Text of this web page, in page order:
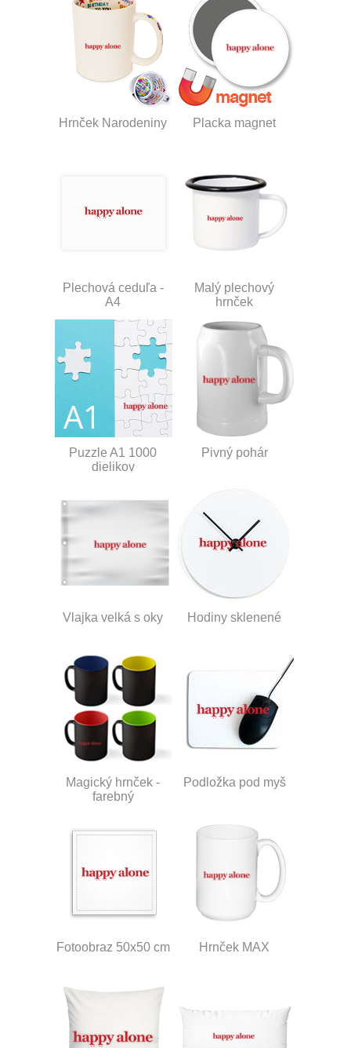
Hrnček Narodeniny Placka magnet
Plechová ceduľa -
A4
Malý plechový
hrnček
Puzzle A1 1000
dielikov
Pivný pohár
Vlajka velká s oky Hodiny sklenené
Magický hrnček -
farebný
Podložka pod myš
Fotoobraz 50x50 cm Hrnček MAX